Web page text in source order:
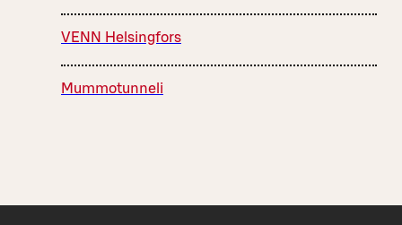
VENN Helsingfors
Mummotunneli